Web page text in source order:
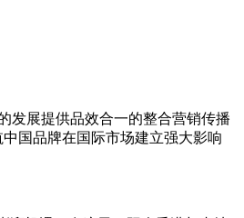
发展提供品效合一的整合营销传播
国品牌在国际市场建立强大影响